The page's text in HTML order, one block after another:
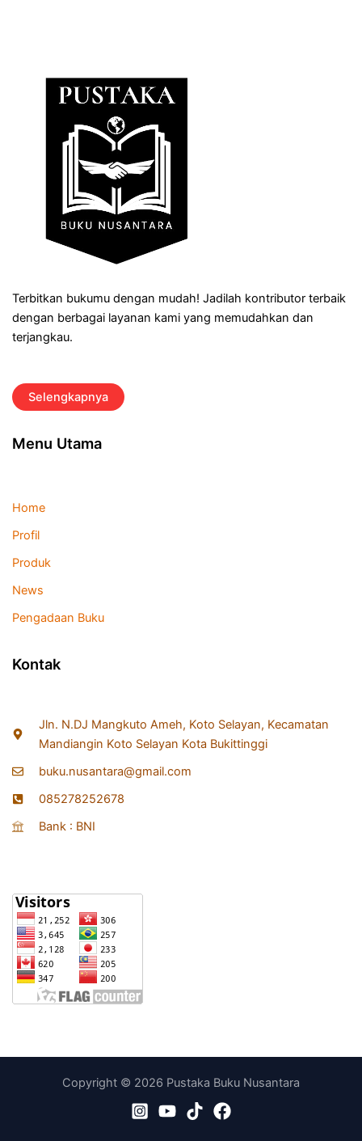
Terbitkan bukumu dengan mudah! Jadilah kontributor terbaik
dengan berbagai layanan kami yang memudahkan dan
terjangkau.
Selengkapnya
Menu Utama
Home
Profil
Produk
News
Pengadaan Buku
Kontak
Jln. N.DJ Mangkuto Ameh, Koto Selayan, Kecamatan
Mandiangin Koto Selayan Kota Bukittinggi
buku.nusantara@gmail.com
085278252678
Bank : BNI
Copyright © 2026 Pustaka Buku Nusantara